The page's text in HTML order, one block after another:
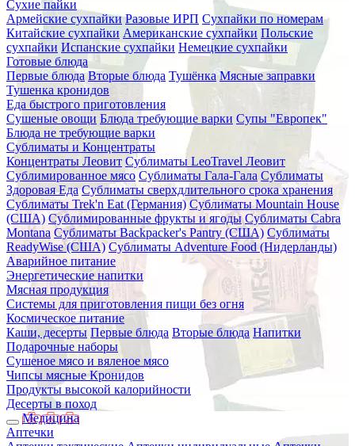
Сухие пайки
Армейские сухпайки Разовые ИРП Сухпайки по номерам
Китайские сухпайки Американские сухпайки Польские
сухпайки Испанские сухпайки Немецкие сухпайки
Готовые блюда
Первые блюда Вторые блюда Тушёнка Мясные заправки
Тушенка кронидов
Еда быстрого приготовления
Сушеные овощи Блюда требующие варки Супы "Европек"
Блюда не требующие варки
Сублиматы и Концентраты
Концентраты Леовит Сублиматы LeoTravel Леовит
Сублимированное мясо Сублиматы Гала-Гала Сублиматы
Здоровая Еда Сублиматы сверхдлительного срока хранения
Сублиматы Trek'n Eat (Германия) Сублиматы Mountain House
(США) Сублимированные фрукты и ягоды Сублиматы Cabra
Montana Сублиматы Backpacker's Pantry (США) Сублиматы
ReadyWise (США) Сублиматы Adventure Food (Нидерланды)
Аварийное питание
Энергетические напитки
Мясная продукция
Системы для приготовления пищи без огня
Космическое питание
Каши, десерты Первые блюда Вторые блюда Напитки
Подарочные наборы
Сушеное мясо и вяленое мясо
Чипсы мясные Кронидов
Продукты высокой калорийности
Десерты в поход
Медицина
Аптечки